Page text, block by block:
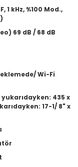
1 kHz, %100 Mod.,
69 dB / 68 dB
Wi-Fi
yukarıdayken: 435 x
17-1/ 8" x